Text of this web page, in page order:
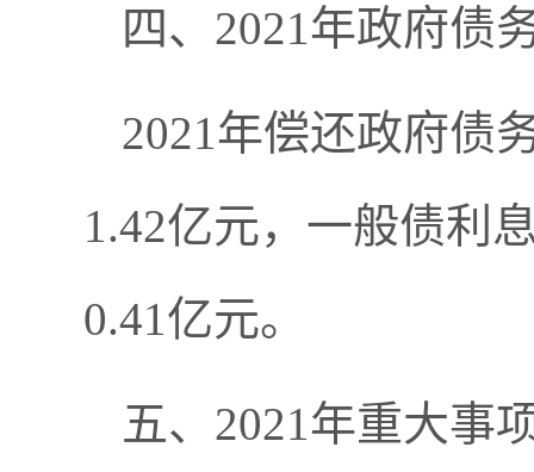
四、2021年政府债
2021年偿还政府债
1.42亿元，一般债利
0.41亿元。
五、2021年重大事